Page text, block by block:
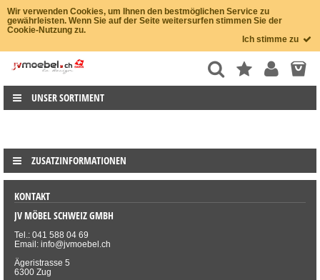
Wir verwenden Cookies, um Ihnen den bestmöglichen Service zu
gewährleisten. Wenn Sie auf der Seite weitersurfen stimmen Sie der
Cookie-Nutzung zu.
Ich stimme zu
UNSER SORTIMENT
ZUSATZINFORMATIONEN
KONTAKT
JV MÖBEL SCHWEIZ GMBH
Tel.: 041 588 04 69
Email: info@jvmoebel.ch
Ägeristrasse 5
6300 Zug